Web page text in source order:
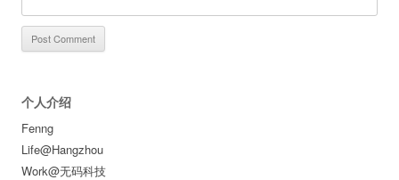
个人介绍
Fenng
Life@Hangzhou
Work@无码科技